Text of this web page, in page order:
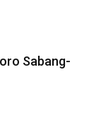
Sabang-